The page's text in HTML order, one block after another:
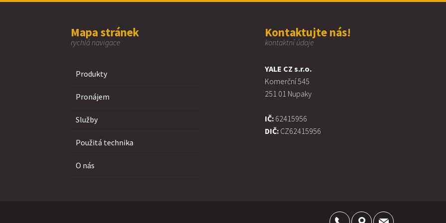
Mapa stránek
rychlá navigace
Produkty
Pronájem
Služby
Použitá technika
O nás
Kontaktujte nás!
kontaktní údaje
YALE CZ s.r.o.
Komerční 545
251 01 Nupaky
IČ:62415956
DIČ:CZ62415956